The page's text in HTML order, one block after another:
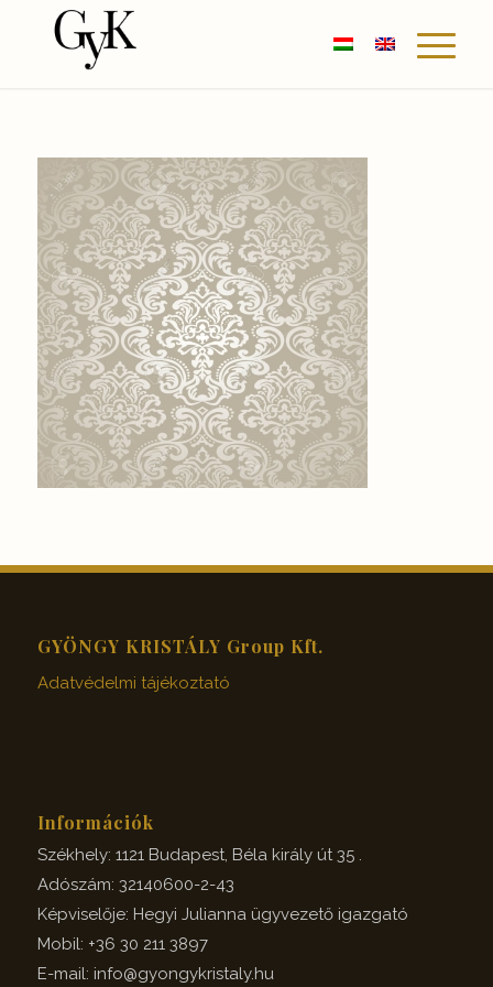
GYÖNGY KRISTÁLY Group Kft.
Adatvédelmi tájékoztató
Információk
Székhely: 1121 Budapest, Béla király út 35 .
Adószám: 32140600-2-43
Képviselője: Hegyi Julianna ügyvezető igazgató
Mobil: +36 30 211 3897
E-mail: info@gyongykristaly.hu